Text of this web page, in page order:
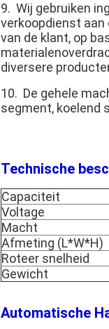
9. Wij gebruiken
verkoopdienst aan
van de klant, op
diversere
10. De gehele
segment, koelend
Technische
Capaciteit
Voltage
Macht
Afmeting (L*W*H)
Roteer snelheid
Gewicht
Automatische